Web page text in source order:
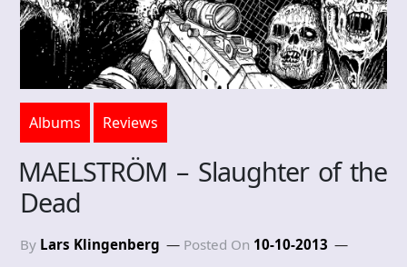
Albums Reviews
MAELSTRÖM – Slaughter of the
Dead
By Lars Klingenberg Posted On 10-10-2013